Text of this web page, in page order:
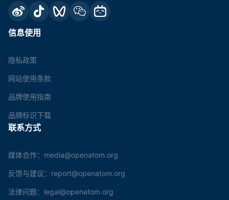
信息使用
隐私政策
网站使用条款
品牌使用指南
品牌标识下载
联系方式
媒体合作：media@openatom.org
反馈与建议：report@openatom.org
法律问题：legal@openatom.org